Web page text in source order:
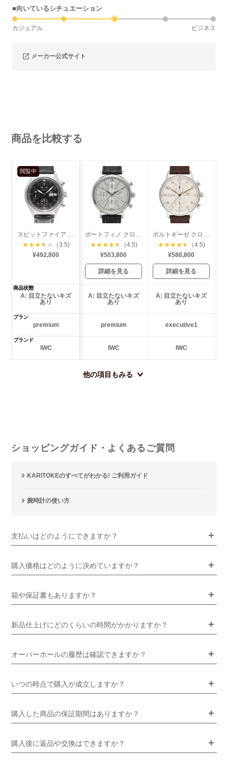
■向いているシチュエーション
カジュアル ビジネス
メーカー公式サイト
商品を比較する
閲覧中
★★★★ ★
（3.5)
¥492,800
★★★★★
（4.5)
¥503,800
詳細を見る
★★★★★
（4.5)
¥580,800
詳細を見る
商品状態
A: 目立たないキズ
あり
A: 目立たないキズ
あり
A: 目立たないキズ
あり
プラン
premium premium executive1
ブランド
IWC IWC IWC
他の項目もみる
ショッピングガイド・よくあるご質問
KARITOKEのすべてがわかる! ご利用ガイド
腕時計の使い方
支払いはどのようにできますか？
購入価格はどのように決めていますか？
箱や保証書もありますか？
新品仕上げにどのくらいの時間がかかりますか？
オーバーホールの履歴は確認できますか？
いつの時点で購入が成立しますか？
購入した商品の保証期間はありますか？
購入後に返品や交換はできますか？